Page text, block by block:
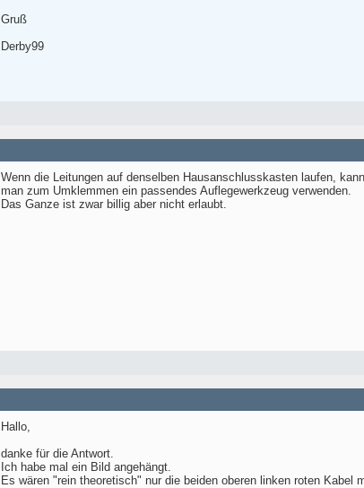
Gruß
Derby99
Wenn die Leitungen auf denselben Hausanschlusskasten laufen,
man zum Umklemmen ein passendes Auflegewerkzeug verwenden.
Das Ganze ist zwar billig aber nicht erlaubt.
Hallo,
danke für die Antwort.
Ich habe mal ein Bild angehängt.
Es wären "rein theoretisch" nur die beiden oberen linken roten